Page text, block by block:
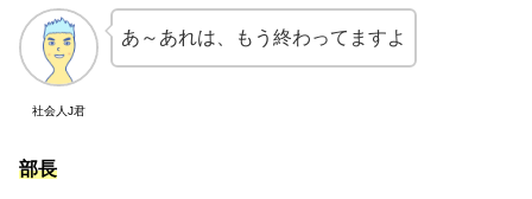
社会人J君
あ～あれは、もう終わってますよ
部長